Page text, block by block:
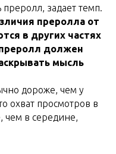
задает темп.
преролла от
в других частях
должен
мысль
дороже, чем у
охват просмотров в
чем в середине,